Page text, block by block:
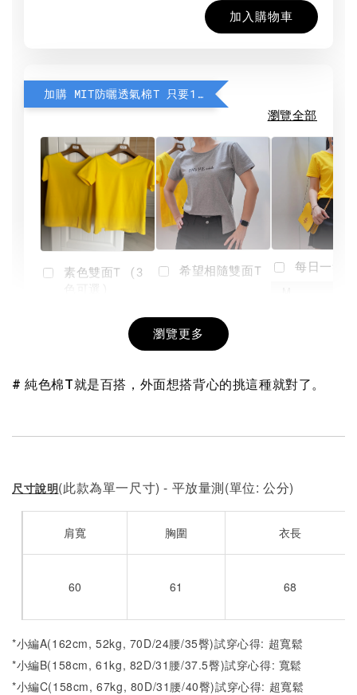
加入購物車
加購 MIT防曬透氣棉T 只要190元
瀏覽全部
素色雙面T (3
+
希望相隨雙面T
NT$ 190
-
每日一笑
瀏覽更多
# 純色棉T就是百搭，外面想搭背心的挑這種就對了。
尺寸說明(此款為單一尺寸) - 平放量測(單位: 公分)
肩寬 胸圍 衣長
60 61 68
*小編A(162cm, 52kg, 70D/24腰/35臀)試穿心得: 超寬鬆
*小編B(158cm, 61kg, 82D/31腰/37.5臀)試穿心得: 寬鬆
*小編C(158cm, 67kg, 80D/31腰/40臀)試穿心得: 超寬鬆